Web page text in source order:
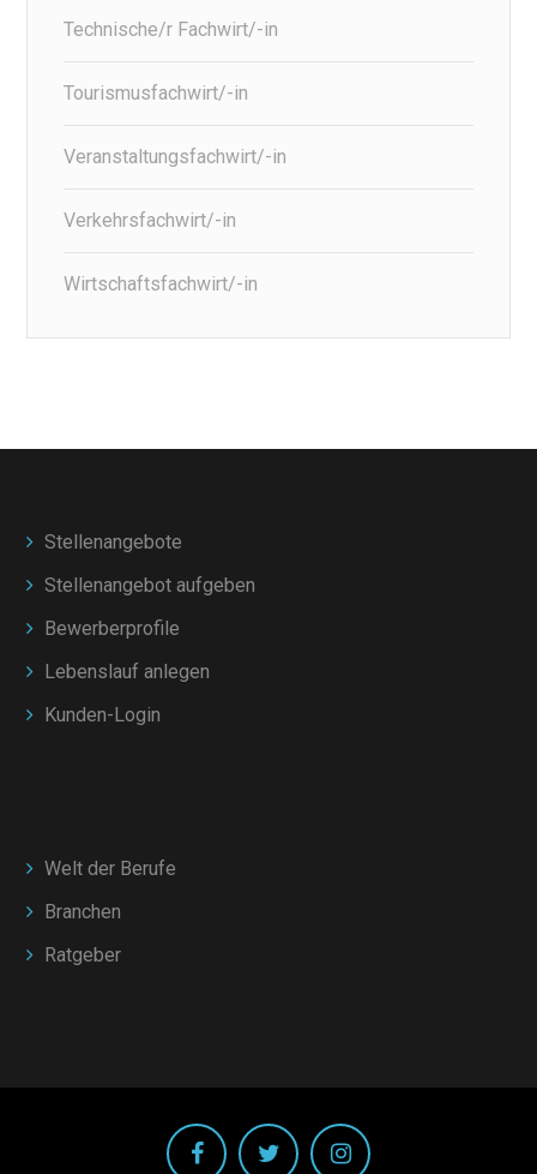
Technische/r Fachwirt/-in
Tourismusfachwirt/-in
Veranstaltungsfachwirt/-in
Verkehrsfachwirt/-in
Wirtschaftsfachwirt/-in
Stellenangebote
Stellenangebot aufgeben
Bewerberprofile
Lebenslauf anlegen
Kunden-Login
Welt der Berufe
Branchen
Ratgeber